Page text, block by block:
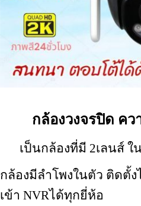
กล้องวงจรปิด ควา
เป็นกล้องที่มี 2เลนส์
กล้องมีลำโพงในตัว ติดตั้
เข้า NVRได้ทุกยี่ห้อ